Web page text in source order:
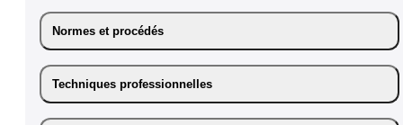
Normes et procédés
Techniques professionnelles